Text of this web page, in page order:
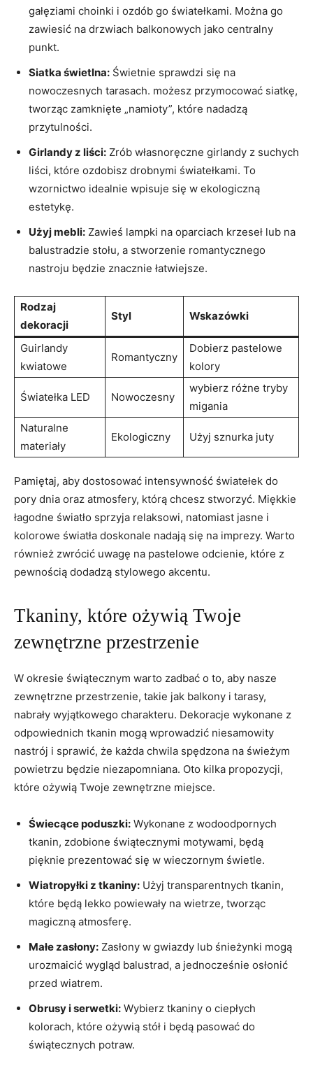
gałęziami choinki i ozdób go światełkami. Można go
zawiesić na drzwiach balkonowych jako centralny
punkt.
Siatka świetlna: Świetnie sprawdzi się na
nowoczesnych tarasach. możesz przymocować siatkę,
tworząc zamknięte „namioty”, które nadadzą
przytulności.
Girlandy z liści: Zrób własnoręczne girlandy z suchych
liści, które ozdobisz drobnymi światełkami. To
wzornictwo idealnie wpisuje się w ekologiczną
estetykę.
Użyj mebli: Zawieś lampki na oparciach krzeseł lub na
balustradzie stołu, a stworzenie romantycznego
nastroju będzie znacznie łatwiejsze.
Rodzaj
dekoracji
Styl Wskazówki
Guirlandy
kwiatowe
Romantyczny
Dobierz pastelowe
kolory
Światełka LED Nowoczesny
wybierz różne tryby
migania
Naturalne
materiały
Ekologiczny Użyj sznurka juty
Pamiętaj, aby dostosować intensywność światełek do
pory dnia oraz atmosfery, którą chcesz stworzyć. Miękkie
łagodne światło sprzyja relaksowi, natomiast jasne i
kolorowe światła doskonale nadają się na imprezy. Warto
również zwrócić uwagę na pastelowe odcienie, które z
pewnością dodadzą stylowego akcentu.
Tkaniny, które ożywią Twoje
zewnętrzne przestrzenie
W okresie świątecznym warto zadbać o to, aby nasze
zewnętrzne przestrzenie, takie jak balkony i tarasy,
nabrały wyjątkowego charakteru. Dekoracje wykonane z
odpowiednich tkanin mogą wprowadzić niesamowity
nastrój i sprawić, że każda chwila spędzona na świeżym
powietrzu będzie niezapomniana. Oto kilka propozycji,
które ożywią Twoje zewnętrzne miejsce.
Świecące poduszki: Wykonane z wodoodpornych
tkanin, zdobione świątecznymi motywami, będą
pięknie prezentować się w wieczornym świetle.
Wiatropyłki z tkaniny: Użyj transparentnych tkanin,
które będą lekko powiewały na wietrze, tworząc
magiczną atmosferę.
Małe zasłony: Zasłony w gwiazdy lub śnieżynki mogą
urozmaicić wygląd balustrad, a jednocześnie osłonić
przed wiatrem.
Obrusy i serwetki: Wybierz tkaniny o ciepłych
kolorach, które ożywią stół i będą pasować do
świątecznych potraw.